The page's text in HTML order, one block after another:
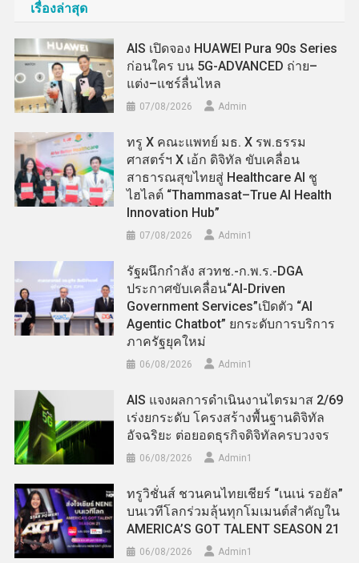
เรื่องล่าสุด
AIS เปิดจอง HUAWEI Pura 90s Series
ก่อนใคร บน 5G-ADVANCED ถ่าย–
แต่ง–แชร์ลื่นไหล
07/08/2026 Admin
ทรู X คณะแพทย์ มธ. X รพ.ธรรม
ศาสตร์ฯ X เอ้ก ดิจิทัล ขับเคลื่อน
สาธารณสุขไทยสู่ Healthcare AI ชู
ไฮไลต์ “Thammasat–True AI Health
Innovation Hub”
07/08/2026 Admin​1
รัฐผนึกกำลัง สวทช.-ก.พ.ร.-DGA
ประกาศขับเคลื่อน“AI-Driven
Government Services”เปิดตัว “AI
Agentic Chatbot” ยกระดับการบริการ
ภาครัฐยุคใหม่
06/08/2026 Admin​1
AIS แจงผลการดำเนินงานไตรมาส 2/69
เร่งยกระดับ โครงสร้างพื้นฐานดิจิทัล
อัจฉริยะ ต่อยอดธุรกิจดิจิทัลครบวงจร
06/08/2026 Admin​1
ทรูวิชั่นส์ ชวนคนไทยเชียร์ “เนเน่ รอยัล”
บนเวทีโลกร่วมลุ้นทุกโมเมนต์สำคัญใน
AMERICA’S GOT TALENT SEASON 21
06/08/2026 Admin​1